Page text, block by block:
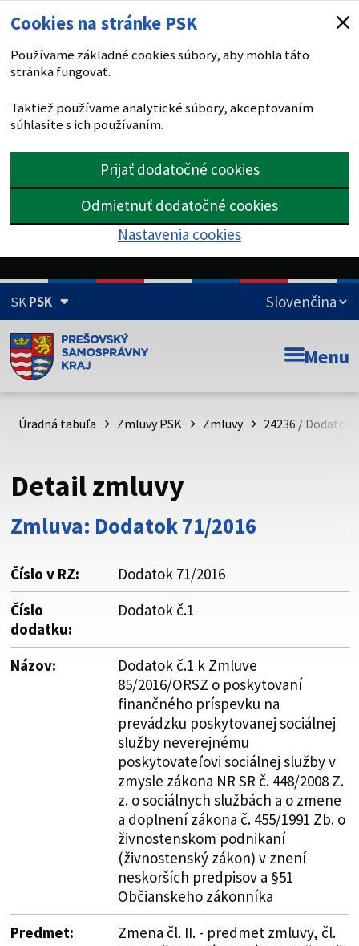
Cookies na stránke PSK
Používame základné cookies súbory, aby mohla táto
stránka fungovať.
Taktiež používame analytické súbory, akceptovaním
súhlasíte s ich používaním.
Prijať dodatočné cookies
Odmietnuť dodatočné cookies
Nastavenia cookies
SKPSK
Doména psk.sk je oficiálna
Toto je oficiálna webová stránka Prešovského
psk.sk.
Buďte pozorní a vždy sa uistite, že zdieľate informácie iba
cez zabezpečenú webovú stránku. Zabezpečená stránka
vždy začína https:// pred názvom domény webového sídla.
Menu
Úradná tabuľa Zmluvy PSK Zmluvy 24236 / Dodatok
Detail zmluvy
Zmluva: Dodatok 71/2016
Číslo v RZ:
Dodatok 71/2016
Číslo
dodatku:
Dodatok č.1
Názov:
Dodatok č.1 k Zmluve
85/2016/ORSZ o poskytovaní
finančného príspevku na
prevádzku poskytovanej sociálnej
služby neverejnému
poskytovateľovi sociálnej služby v
zmysle zákona NR SR č. 448/2008 Z.
z. o sociálnych službách a o zmene
a doplnení zákona č. 455/1991 Zb. o
živnostenskom podnikaní
(živnostenský zákon) v znení
neskorších predpisov a §51
Občianskeho zákonníka
Predmet:
Zmena čl. II. - predmet zmluvy, čl.